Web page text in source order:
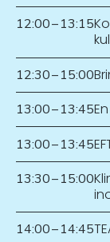
12:00–13:15
12:30–15:00
13:00–13:45
13:00–13:45
13:30–15:00
14:00–14:45